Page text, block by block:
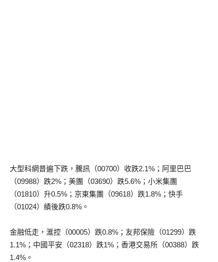
大型科網普遍下跌，騰訊（00700）收跌2.1%；阿里巴巴
（09988）跌2%；美團（03690）跌5.6%；小米集團
（01810）升0.5%；京東集團（09618）跌1.8%；快手
（01024）績後跌0.8%。
金融低走，滙控（00005）跌0.8%；友邦保險（01299）跌
1.1%；中國平安（02318）跌1%；香港交易所（00388）跌
1.4%。